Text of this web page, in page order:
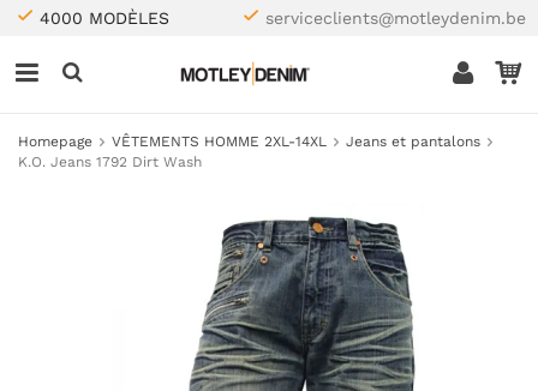
4000 MODÈLES serviceclients@motleydenim.be
Homepage VÊTEMENTS HOMME 2XL-14XL
Jeans et pantalons
K.O. Jeans 1792 Dirt Wash